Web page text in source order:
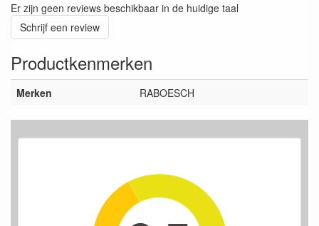
Er zijn geen reviews beschikbaar in de huidige taal
Schrijf een review
Productkenmerken
Merken RABOESCH